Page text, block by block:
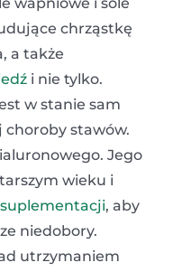
wapniowe i sole
chrząstkę
a także
i nie tylko.
w stanie sam
choroby stawów.
Jego
wieku i
suplementacji, aby
niedobory.
utrzymaniem